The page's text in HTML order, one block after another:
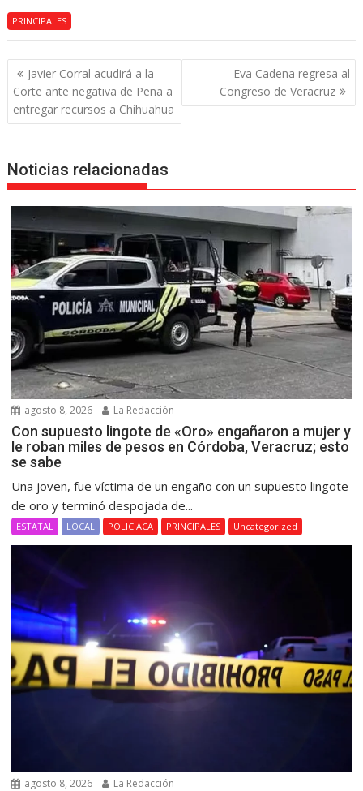
PRINCIPALES
Navegación
de
entradas
Javier Corral acudirá a la
Corte ante negativa de Peña a
entregar recursos a Chihuahua
Eva Cadena regresa al
Congreso de Veracruz
Noticias relacionadas
agosto 8, 2026 La Redacción
Con supuesto lingote de «Oro» engañaron a mujer y
le roban miles de pesos en Córdoba, Veracruz; esto
se sabe
Una joven, fue víctima de un engaño con un supuesto lingote
de oro y terminó despojada de...
ESTATAL LOCAL POLICIACA PRINCIPALES Uncategorized
agosto 8, 2026 La Redacción